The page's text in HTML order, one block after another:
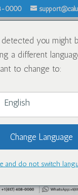
0000
detected you might
a different
to change to:
English
Change Language
and do not switch